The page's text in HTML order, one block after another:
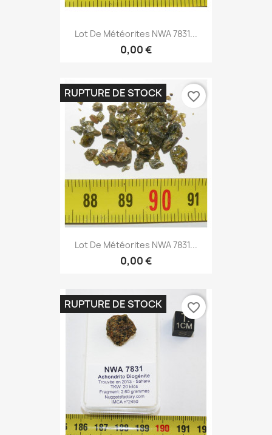
Lot De Météorites NWA 7831...
0,00 €
Lot De Météorites NWA 7831...
0,00 €
RUPTURE DE STOCK favorite_border
RUPTURE DE STOCK favorite_border